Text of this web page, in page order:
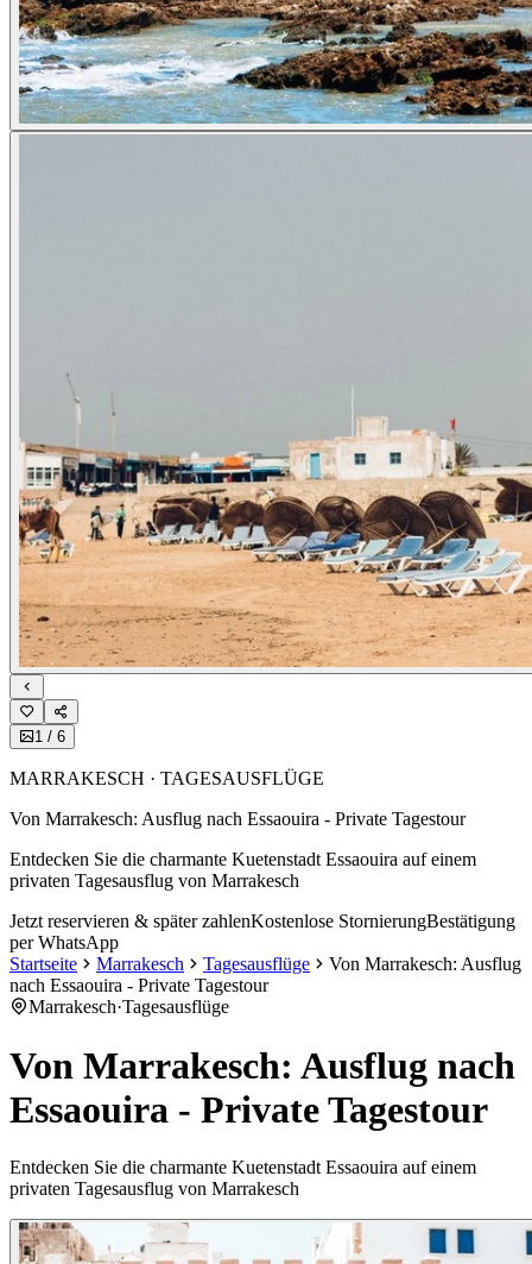
1 / 6
MARRAKESCH · TAGESAUSFLÜGE
Von Marrakesch: Ausflug nach Essaouira - Private Tagestour
Entdecken Sie die charmante Kuetenstadt Essaouira auf einem
privaten Tagesausflug von Marrakesch
Jetzt reservieren & später zahlenKostenlose StornierungBestätigung
per WhatsApp
Startseite
Marrakesch Tagesausflüge
Von Marrakesch: Ausflug
nach Essaouira - Private Tagestour
Marrakesch·Tagesausflüge
Von Marrakesch: Ausflug nach
Essaouira - Private Tagestour
Entdecken Sie die charmante Kuetenstadt Essaouira auf einem
privaten Tagesausflug von Marrakesch